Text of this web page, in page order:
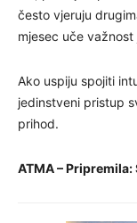
često vjeruju
mjesec uče
Ako uspiju spojiti
jedinstveni pristup
prihod.
ATMA –